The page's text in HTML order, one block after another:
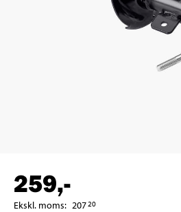
259,-
Ekskl. moms: 20720